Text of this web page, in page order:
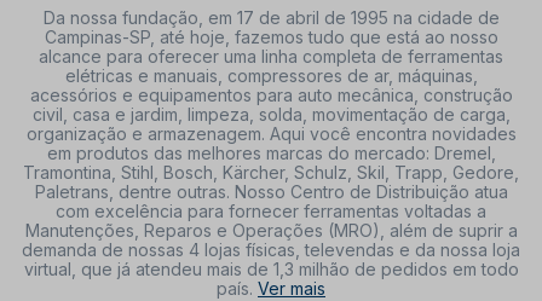
Da nossa fundação, em 17 de abril de 1995 na cidade de
Campinas-SP, até hoje, fazemos tudo que está ao nosso
alcance para oferecer uma linha completa de ferramentas
elétricas e manuais, compressores de ar, máquinas,
acessórios e equipamentos para auto mecânica, construção
civil, casa e jardim, limpeza, solda, movimentação de carga,
organização e armazenagem. Aqui você encontra novidades
em produtos das melhores marcas do mercado: Dremel,
Tramontina, Stihl, Bosch, Kärcher, Schulz, Skil, Trapp, Gedore,
Paletrans, dentre outras. Nosso Centro de Distribuição atua
com excelência para fornecer ferramentas voltadas a
Manutenções, Reparos e Operações (MRO), além de suprir a
demanda de nossas 4 lojas físicas, televendas e da nossa loja
virtual, que já atendeu mais de 1,3 milhão de pedidos em todo
país. Ver mais